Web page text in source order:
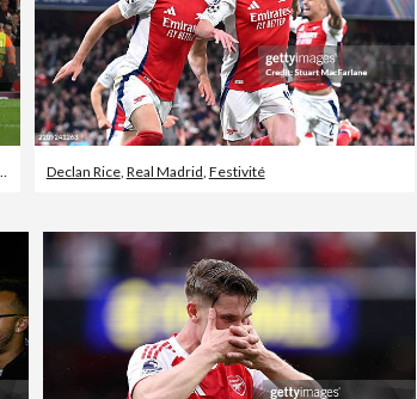
Declan Rice, Real Madrid, Festivité